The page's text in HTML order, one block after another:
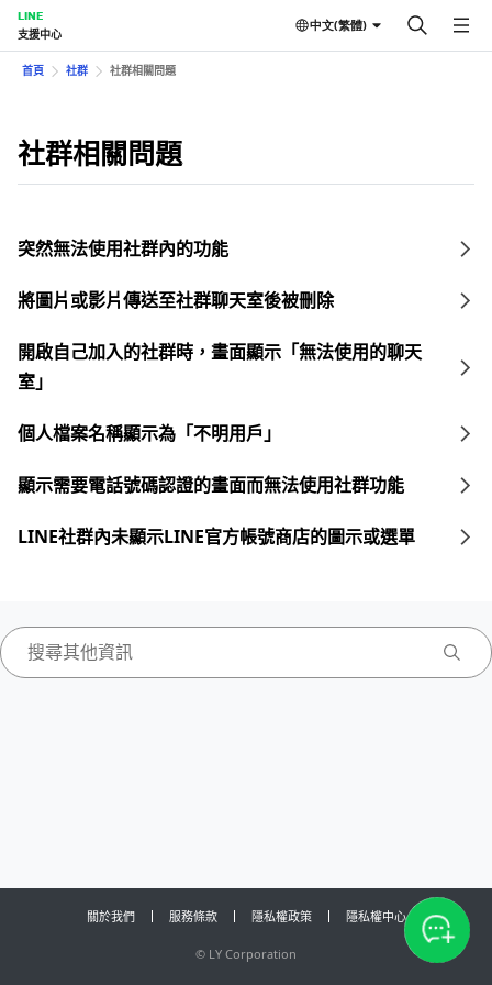
LINE
支援中心
中文(繁體)
首頁 社群 社群相關問題
社群相關問題
突然無法使用社群內的功能
將圖片或影片傳送至社群聊天室後被刪除
開啟自己加入的社群時，畫面顯示「無法使用的聊天
室」
個人檔案名稱顯示為「不明用戶」
顯示需要電話號碼認證的畫面而無法使用社群功能
LINE社群內未顯示LINE官方帳號商店的圖示或選單
關於我們 服務條款 隱私權政策 隱私權中心
© LY Corporation